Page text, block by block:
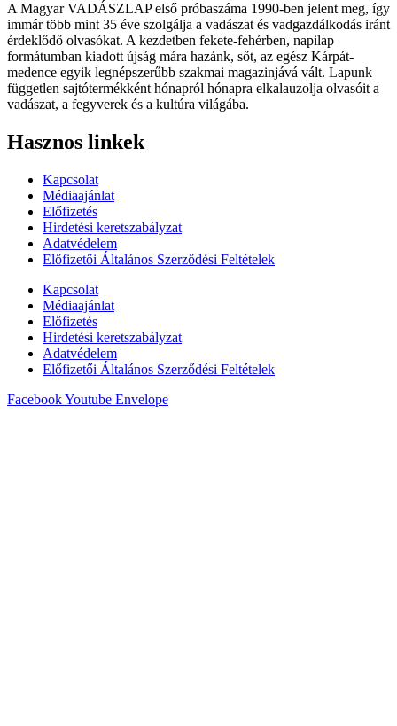
A Magyar VADÁSZLAP első próbaszáma 1990-ben jelent meg, így
immár több mint 35 éve szolgálja a vadászat és vadgazdálkodás iránt
érdeklődő olvasókat. A kezdetben fekete-fehérben, napilap
formátumban kiadott újság mára hazánk, sőt, az egész Kárpát-
medence egyik legnépszerűbb szakmai magazinjává vált. Lapunk
független sajtótermékként hónapról hónapra elkalauzolja olvasóit a
vadászat, a fegyverek és a kultúra világába.
Hasznos linkek
Kapcsolat
Médiaajánlat
Előfizetés
Hirdetési keretszabályzat
Adatvédelem
Előfizetői Általános Szerződési Feltételek
Kapcsolat
Médiaajánlat
Előfizetés
Hirdetési keretszabályzat
Adatvédelem
Előfizetői Általános Szerződési Feltételek
FacebookYoutube Envelope